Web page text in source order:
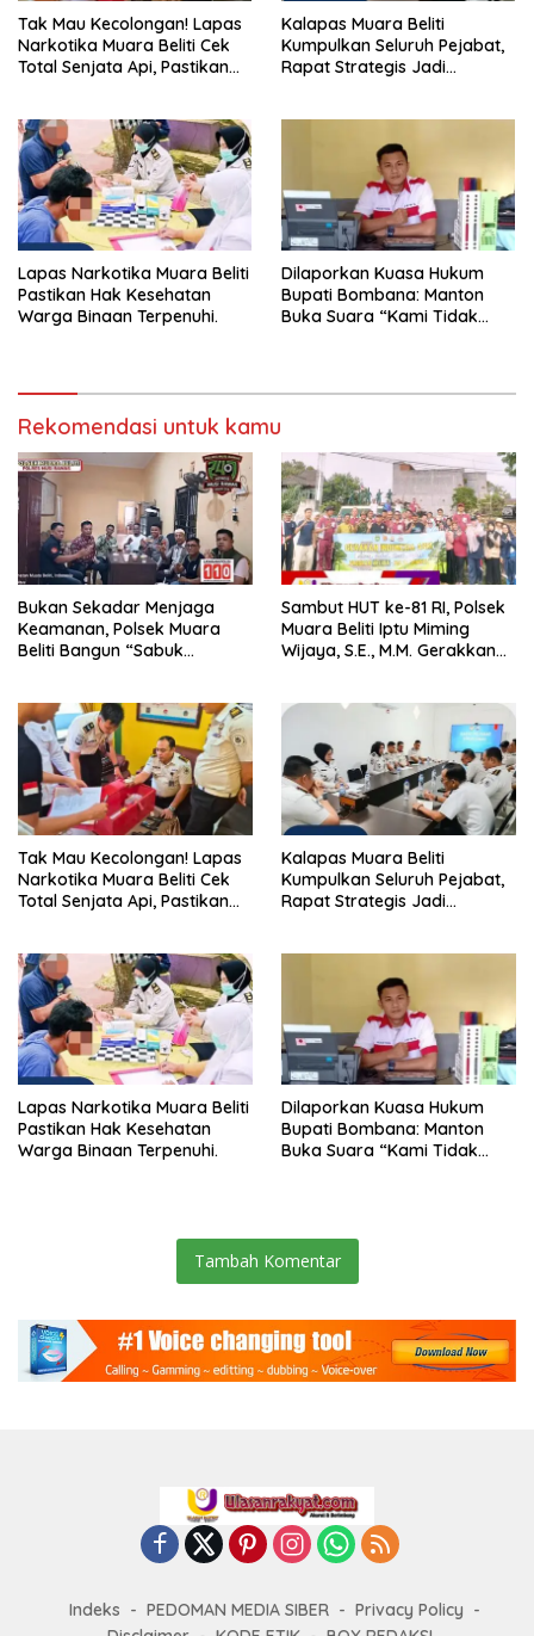
Tak Mau Kecolongan! Lapas
Narkotika Muara Beliti Cek
Total Senjata Api, Pastikan
Kalapas Muara Beliti
Kumpulkan Seluruh Pejabat,
Rapat Strategis Jadi
Lapas Narkotika Muara Beliti
Pastikan Hak Kesehatan
Warga Binaan Terpenuhi.
Dilaporkan Kuasa Hukum
Bupati Bombana: Manton
Buka Suara “Kami Tidak
Rekomendasi untuk kamu
Bukan Sekadar Menjaga
Keamanan, Polsek Muara
Beliti Bangun “Sabuk
Sambut HUT ke-81 RI, Polsek
Muara Beliti Iptu Miming
Wijaya, S.E., M.M. Gerakkan
Tak Mau Kecolongan! Lapas
Narkotika Muara Beliti Cek
Total Senjata Api, Pastikan
Kalapas Muara Beliti
Kumpulkan Seluruh Pejabat,
Rapat Strategis Jadi
Lapas Narkotika Muara Beliti
Pastikan Hak Kesehatan
Warga Binaan Terpenuhi.
Dilaporkan Kuasa Hukum
Bupati Bombana: Manton
Buka Suara “Kami Tidak
Tambah Komentar
Indeks PEDOMAN MEDIA SIBER
Privacy Policy